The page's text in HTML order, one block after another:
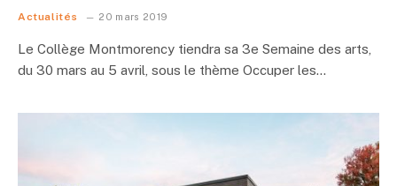
Actualités 20 mars 2019
Le Collège Montmorency tiendra sa 3e Semaine des arts,
du 30 mars au 5 avril, sous le thème Occuper les…